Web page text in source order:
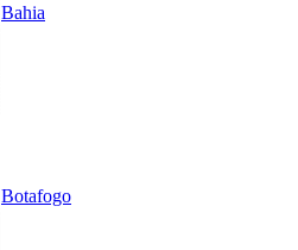
Bahia
Botafogo